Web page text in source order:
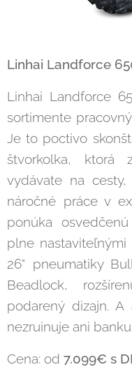
Linhai Landforce
Linhai Landforce
sortimente
Je to poctivo
štvorkolka,
vydávate na
náročné práce v
ponúka
plne nastaviteľnými
26" pneumatiky
Beadlock,
podarený dizajn.
nezruinuje ani banku.
Cena: od 7.099€ s